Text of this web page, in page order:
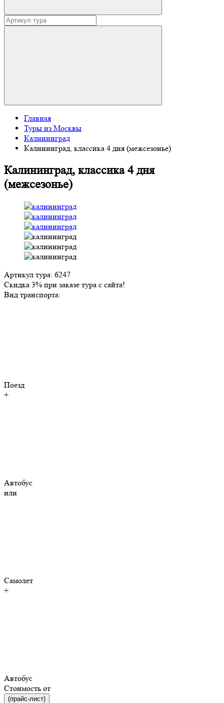
Главная
Туры из Москвы
Калининград
Калининград, классика 4 дня (межсезонье)
Калининград, классика 4 дня
(межсезонье)
Артикул тура: 6247
Скидка 3% при заказе тура с сайта!
Вид транспорта:
Поезд
+
Автобус
или
Самолет
+
Автобус
Стоимость от
(прайс-лист)